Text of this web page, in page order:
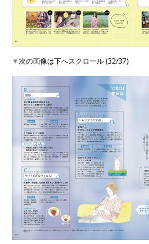
▼次の画像は下へスクロール (32/37)